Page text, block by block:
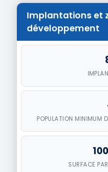
Implantations et
développement
POPULATION MINIMUM
SURFACE